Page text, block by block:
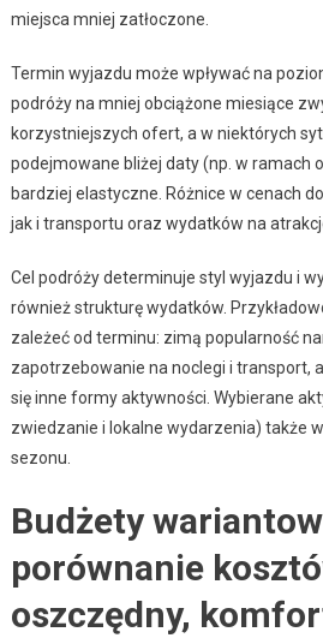
miejsca mniej zatłoczone.
Termin wyjazdu może wpływać na
podróży na mniej obciążone miesiące
korzystniejszych ofert, a w niektórych
podejmowane bliżej daty (np. w ramach
bardziej elastyczne. Różnice w cenach
jak i transportu oraz wydatków na
Cel podróży determinuje styl wyjazdu i
również strukturę wydatków.
zależeć od terminu: zimą popularność
zapotrzebowanie na noclegi i transport,
się inne formy aktywności. Wybierane
zwiedzanie i lokalne wydarzenia) także
sezonu.
Budżety
porównanie
oszczędny,